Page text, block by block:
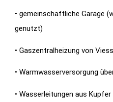
• gemeinschaftliche Garage
genutzt)
• Gaszentralheizung von
• Warmwasserversorgung
• Wasserleitungen aus Kupfer